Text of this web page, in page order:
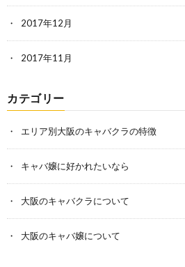
2017年12月
2017年11月
カテゴリー
エリア別大阪のキャバクラの特徴
キャバ嬢に好かれたいなら
大阪のキャバクラについて
大阪のキャバ嬢について